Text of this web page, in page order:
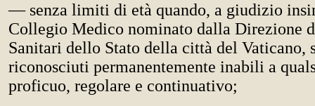
— senza limiti di età quando, a giudizio
Collegio Medico nominato dalla Direzione
Sanitari dello Stato della città del Vaticano,
riconosciuti permanentemente inabili a
proficuo, regolare e continuativo;